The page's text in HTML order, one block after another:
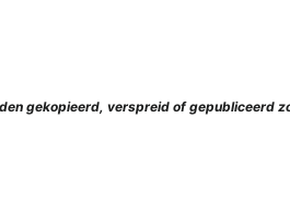
gekopieerd, verspreid of gepubliceerd